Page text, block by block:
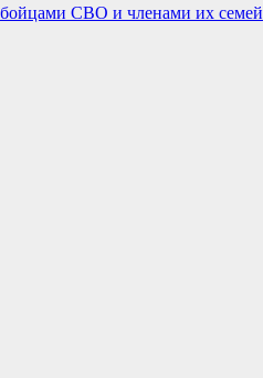
бойцами СВО и членами их семей